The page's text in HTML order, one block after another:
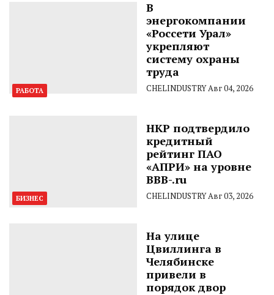
РАБОТА
В
энергокомпании
«Россети Урал»
укрепляют
систему охраны
труда
CHELINDUSTRYАвг 04, 2026
БИЗНЕС
НКР подтвердило
кредитный
рейтинг ПАО
«АПРИ» на уровне
BBB-.ru
CHELINDUSTRYАвг 03, 2026
На улице
Цвиллинга в
Челябинске
привели в
порядок двор